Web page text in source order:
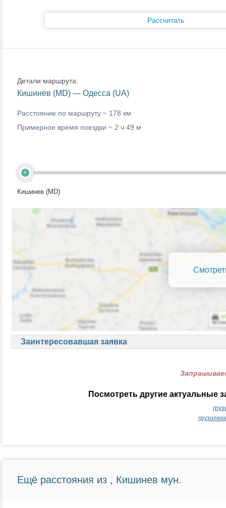
Рассчитать
Детали маршрута:
Кишинев (MD) — Одесса (UA)
Расстояние по маршруту ~ 178 км
Примерное время поездки ~ 2 ч 49 м
A
Кишинев (MD)
Заинтересовавшая заявка
Посмотреть другие актуальные
Ещё расстояния из , Кишинев мун.